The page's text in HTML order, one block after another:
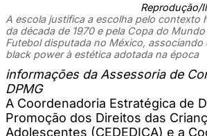
Reprodução/
A escola justifica a escolha pelo contexto
da década de 1970 e pela Copa do Mundo
Futebol disputada no México, associando
black power à estética adotada na época
informações da Assessoria de
DPMG
A Coordenadoria Estratégica de
Promoção dos Direitos das
Adolescentes (CEDEDICA) e a